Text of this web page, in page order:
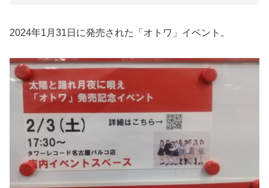
2024年1月31日に発売された「オトワ」イベント。